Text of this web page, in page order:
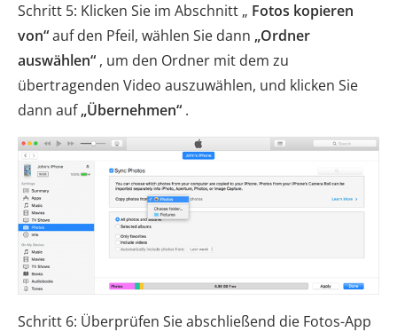
Schritt 5: Klicken Sie im Abschnitt „ Fotos kopieren
von“auf den Pfeil, wählen Sie dann „Ordner
auswählen“ , um den Ordner mit dem zu
übertragenden Video auszuwählen, und klicken Sie
dann auf„Übernehmen“ .
Schritt 6: Überprüfen Sie abschließend die Fotos-App